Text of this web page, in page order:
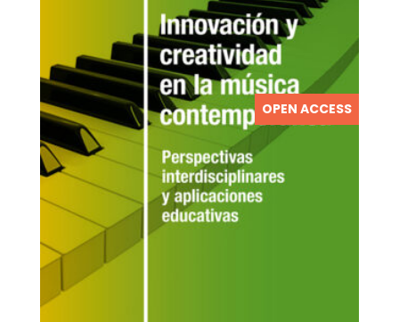
OPEN ACCESS